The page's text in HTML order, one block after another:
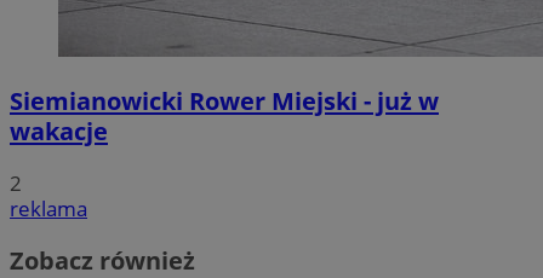
Siemianowicki Rower Miejski - już w
wakacje
2
reklama
Zobacz również